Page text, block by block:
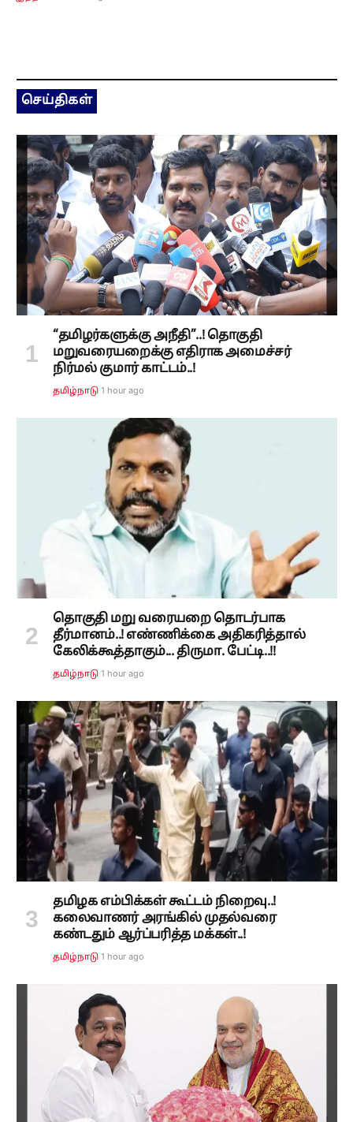
செய்திகள்
“தமிழர்களுக்கு அநீதி”..! தொகுதி
மறுவரையறைக்கு எதிராக அமைச்சர்
நிர்மல் குமார் காட்டம்..!
தமிழ்நாடு 1 hour ago
தொகுதி மறு வரையறை தொடர்பாக
தீர்மானம்..! எண்ணிக்கை அதிகரித்தால்
கேலிக்கூத்தாகும்... திருமா. பேட்டி..!!
தமிழ்நாடு 1 hour ago
தமிழக எம்பிக்கள் கூட்டம் நிறைவு..!
கலைவாணர் அரங்கில் முதல்வரை
கண்டதும் ஆர்ப்பரித்த மக்கள்..!
தமிழ்நாடு 1 hour ago